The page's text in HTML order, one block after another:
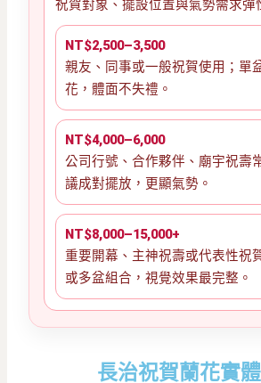
祝賀對象、擺設位置與氣勢需求彈
NT$2,500–3,500
親友、同事或一般祝賀使用；單
花，體面不失禮。
NT$4,000–6,000
公司行號、合作夥伴、廟宇祝壽
議成對擺放，更顯氣勢。
NT$8,000–15,000+
重要開幕、主神祝壽或代表性祝
或多盆組合，視覺效果最完整。
長治祝賀蘭花實